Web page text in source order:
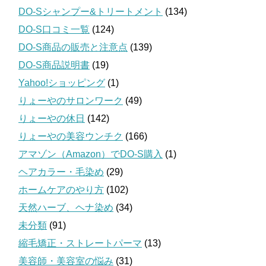
DO-Sシャンプー&トリートメント (134)
DO-S口コミ一覧 (124)
DO-S商品の販売と注意点 (139)
DO-S商品説明書 (19)
Yahoo!ショッピング (1)
りょーやのサロンワーク (49)
りょーやの休日 (142)
りょーやの美容ウンチク (166)
アマゾン（Amazon）でDO-S購入 (1)
ヘアカラー・毛染め (29)
ホームケアのやり方 (102)
天然ハーブ、ヘナ染め (34)
未分類 (91)
縮毛矯正・ストレートパーマ (13)
美容師・美容室の悩み (31)